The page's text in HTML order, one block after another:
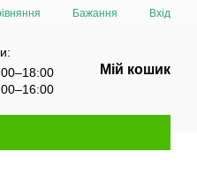
Бажання Вхід
Мій кошик